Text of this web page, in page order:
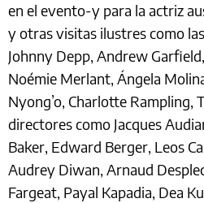
en el evento-y para la actriz
y otras visitas ilustres como
Johnny Depp, Andrew
Noémie Merlant, Ángela
Nyong’o, Charlotte Rampling,
directores como Jacques
Baker, Edward Berger, Leos
Audrey Diwan, Arnaud
Fargeat, Payal Kapadia, Dea